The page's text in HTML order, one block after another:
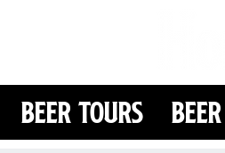
Beer Tours